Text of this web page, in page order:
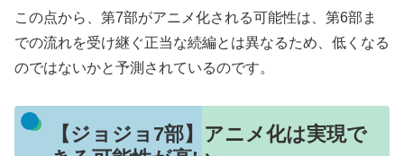
この点から、第7部がアニメ化される可能性は、第6部ま
での流れを受け継ぐ正当な続編とは異なるため、低くなる
のではないかと予測されているのです。
【ジョジョ7部】アニメ化は実現で